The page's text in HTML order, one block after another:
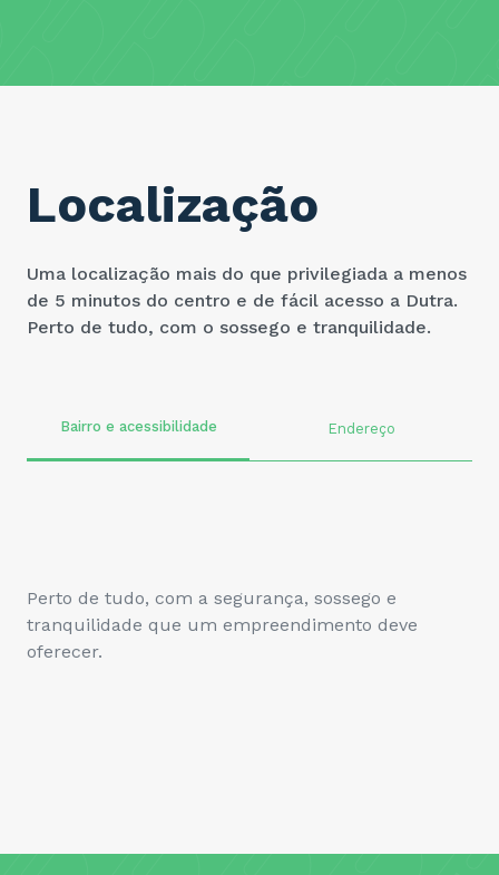
Localização
Uma localização mais do que privilegiada a menos
de 5 minutos do centro e de fácil acesso a Dutra.
Perto de tudo, com o sossego e tranquilidade.
Bairro e acessibilidade Endereço
Perto de tudo, com a segurança, sossego e
tranquilidade que um empreendimento deve
oferecer.